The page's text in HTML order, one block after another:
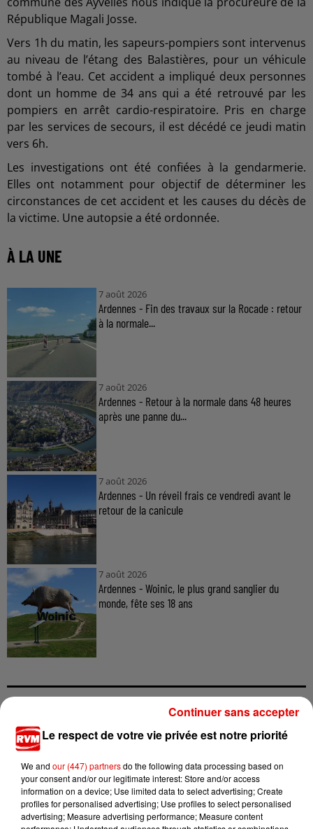
République Magali Josse.
Vers 1h du matin, les sapeurs-pompiers sont intervenus
au niveau de l’étang des Balastières, pour un véhicule
tombé à l’eau. Cet accident a impliqué deux personnes
dont un homme de 34 ans qui a été retrouvé par les
pompiers en arrêt cardio-respiratoire. Pris en charge
par les services de secours, il est décédé ce jeudi matin
vers 6h.
Les investigations ont été confiées à la gendarmerie.
Elles ont notamment pour objectif de déterminer les
circonstances de cet accident et les causes du décès de
la victime. Une autopsie a été ordonnée.
À LA UNE
7 août 2026
Ardennes - Fin des travaux sur la Rocade : retour
à la normale...
7 août 2026
Ardennes - Retour à la normale dans 48 heures
après une panne du...
7 août 2026
Ardennes - Un réveil frais ce vendredi avant le
retour de la canicule
7 août 2026
Ardennes - Woinic, le plus grand sanglier du
monde, fête ses 18 ans
TITRES DIFFUSÉS
8h38
8h38 8h35
8h35 8h32
8h32
Le respect de votre vie privée est notre priorité
We and our (447) partnersdo the following data processing based on
your consent and/or our legitimate interest: Store and/or access
information on a device; Use limited data to select advertising; Create
profiles for personalised advertising; Use profiles to select personalised
advertising; Measure advertising performance; Measure content
Continuer sans accepter